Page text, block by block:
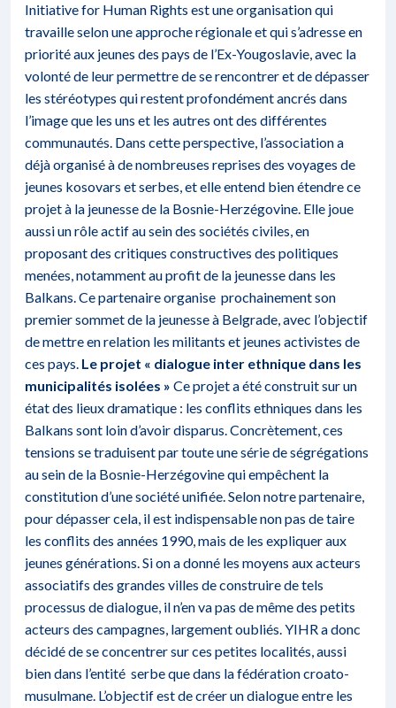
Initiative for Human Rights est une organisation qui
travaille selon une approche régionale et qui s’adresse en
priorité aux jeunes des pays de l’Ex-Yougoslavie, avec la
volonté de leur permettre de se rencontrer et de dépasser
les stéréotypes qui restent profondément ancrés dans
l’image que les uns et les autres ont des différentes
communautés. Dans cette perspective, l’association a
déjà organisé à de nombreuses reprises des voyages de
jeunes kosovars et serbes, et elle entend bien étendre ce
projet à la jeunesse de la Bosnie-Herzégovine. Elle joue
aussi un rôle actif au sein des sociétés civiles, en
proposant des critiques constructives des politiques
menées, notamment au profit de la jeunesse dans les
Balkans. Ce partenaire organise prochainement son
premier sommet de la jeunesse à Belgrade, avec l’objectif
de mettre en relation les militants et jeunes activistes de
ces pays. Le projet « dialogue inter ethnique dans les
municipalités isolées » Ce projet a été construit sur un
état des lieux dramatique : les conflits ethniques dans les
Balkans sont loin d’avoir disparus. Concrètement, ces
tensions se traduisent par toute une série de ségrégations
au sein de la Bosnie-Herzégovine qui empêchent la
constitution d’une société unifiée. Selon notre partenaire,
pour dépasser cela, il est indispensable non pas de taire
les conflits des années 1990, mais de les expliquer aux
jeunes générations. Si on a donné les moyens aux acteurs
associatifs des grandes villes de construire de tels
processus de dialogue, il n’en va pas de même des petits
acteurs des campagnes, largement oubliés. YIHR a donc
décidé de se concentrer sur ces petites localités, aussi
bien dans l’entité serbe que dans la fédération croato-
musulmane. L’objectif est de créer un dialogue entre les